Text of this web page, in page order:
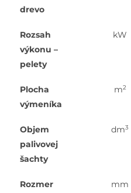
drevo
Rozsah
výkonu –
pelety
kW
Plocha
výmeníka
m2
Objem
palivovej
šachty
dm3
Rozmer
mm